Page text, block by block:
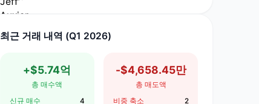
최근 거래 내역 (Q1 2026)
+$5.74억
총 매수액
신규 매수
4
-$4,658.45만
총 매도액
비중 축소
2